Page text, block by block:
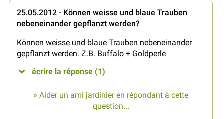
25.05.2012 - Können weisse und blaue Trauben
nebeneinander gepflanzt werden?
Können weisse und blaue Trauben nebeneinander
gepflanzt werden. Z.B. Buffalo + Goldperle
écrire la réponse (1)
» Aider un ami jardinier en répondant à cette
question...